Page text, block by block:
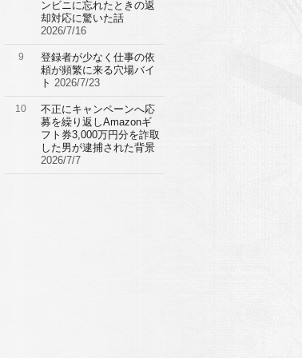
ンビニに忘れたときの返
却対応に驚いた話
2026/7/16
9
登録者が少なく仕事の依
頼が頻繁に来る穴場バイ
ト 2026/7/23
10
不正にキャンペーンへ応
募を繰り返しAmazonギ
フト券3,000万円分を詐取
した男が逮捕された背景
2026/7/7